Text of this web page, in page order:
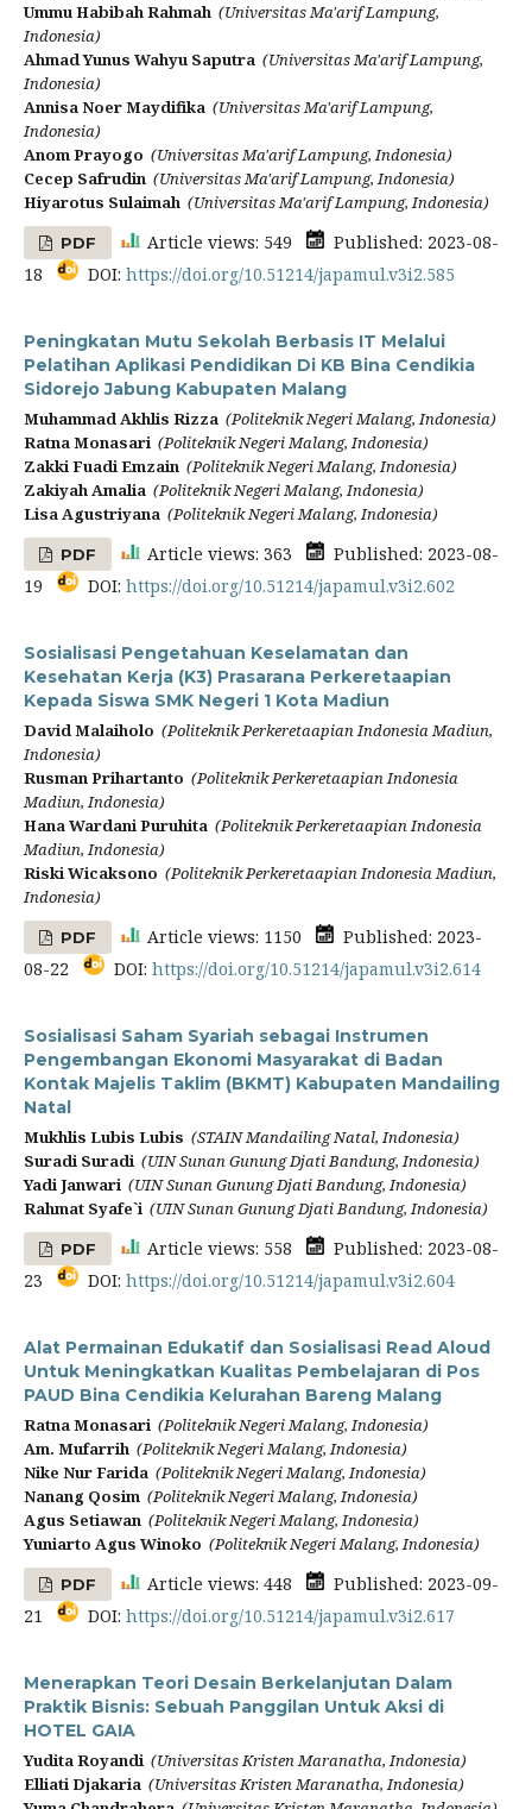
Ummu Habibah Rahmah (Universitas Ma'arif Lampung,
Indonesia)
Ahmad Yunus Wahyu Saputra (Universitas Ma'arif Lampung,
Indonesia)
Annisa Noer Maydifika (Universitas Ma'arif Lampung,
Indonesia)
Anom Prayogo (Universitas Ma'arif Lampung, Indonesia)
Cecep Safrudin (Universitas Ma'arif Lampung, Indonesia)
Hiyarotus Sulaimah (Universitas Ma'arif Lampung, Indonesia)
PDF Article views: 549
Published: 2023-08-
18
DOI: https://doi.org/10.51214/japamul.v3i2.585
Peningkatan Mutu Sekolah Berbasis IT Melalui
Pelatihan Aplikasi Pendidikan Di KB Bina Cendikia
Sidorejo Jabung Kabupaten Malang
Muhammad Akhlis Rizza (Politeknik Negeri Malang, Indonesia)
Ratna Monasari (Politeknik Negeri Malang, Indonesia)
Zakki Fuadi Emzain (Politeknik Negeri Malang, Indonesia)
Zakiyah Amalia (Politeknik Negeri Malang, Indonesia)
Lisa Agustriyana (Politeknik Negeri Malang, Indonesia)
PDF Article views: 363
Published: 2023-08-
19
DOI: https://doi.org/10.51214/japamul.v3i2.602
Sosialisasi Pengetahuan Keselamatan dan
Kesehatan Kerja (K3) Prasarana Perkeretaapian
Kepada Siswa SMK Negeri 1 Kota Madiun
David Malaiholo (Politeknik Perkeretaapian Indonesia Madiun,
Indonesia)
Rusman Prihartanto (Politeknik Perkeretaapian Indonesia
Madiun, Indonesia)
Hana Wardani Puruhita (Politeknik Perkeretaapian Indonesia
Madiun, Indonesia)
Riski Wicaksono (Politeknik Perkeretaapian Indonesia Madiun,
Indonesia)
PDF Article views: 1150
Published: 2023-
08-22
DOI: https://doi.org/10.51214/japamul.v3i2.614
Sosialisasi Saham Syariah sebagai Instrumen
Pengembangan Ekonomi Masyarakat di Badan
Kontak Majelis Taklim (BKMT) Kabupaten Mandailing
Natal
Mukhlis Lubis Lubis (STAIN Mandailing Natal, Indonesia)
Suradi Suradi (UIN Sunan Gunung Djati Bandung, Indonesia)
Yadi Janwari (UIN Sunan Gunung Djati Bandung, Indonesia)
Rahmat Syafe`i (UIN Sunan Gunung Djati Bandung, Indonesia)
PDF Article views: 558
Published: 2023-08-
23
DOI: https://doi.org/10.51214/japamul.v3i2.604
Alat Permainan Edukatif dan Sosialisasi Read Aloud
Untuk Meningkatkan Kualitas Pembelajaran di Pos
PAUD Bina Cendikia Kelurahan Bareng Malang
Ratna Monasari (Politeknik Negeri Malang, Indonesia)
Am. Mufarrih (Politeknik Negeri Malang, Indonesia)
Nike Nur Farida (Politeknik Negeri Malang, Indonesia)
Nanang Qosim (Politeknik Negeri Malang, Indonesia)
Agus Setiawan (Politeknik Negeri Malang, Indonesia)
Yuniarto Agus Winoko (Politeknik Negeri Malang, Indonesia)
PDF Article views: 448
Published: 2023-09-
21
DOI: https://doi.org/10.51214/japamul.v3i2.617
Menerapkan Teori Desain Berkelanjutan Dalam
Praktik Bisnis: Sebuah Panggilan Untuk Aksi di
HOTEL GAIA
Yudita Royandi (Universitas Kristen Maranatha, Indonesia)
Elliati Djakaria (Universitas Kristen Maranatha, Indonesia)